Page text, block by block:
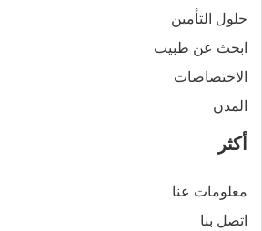
حلول التأمين
ابحث عن طبيب
الاختصاصات
المدن
أكثر
معلومات عنا
اتصل بنا